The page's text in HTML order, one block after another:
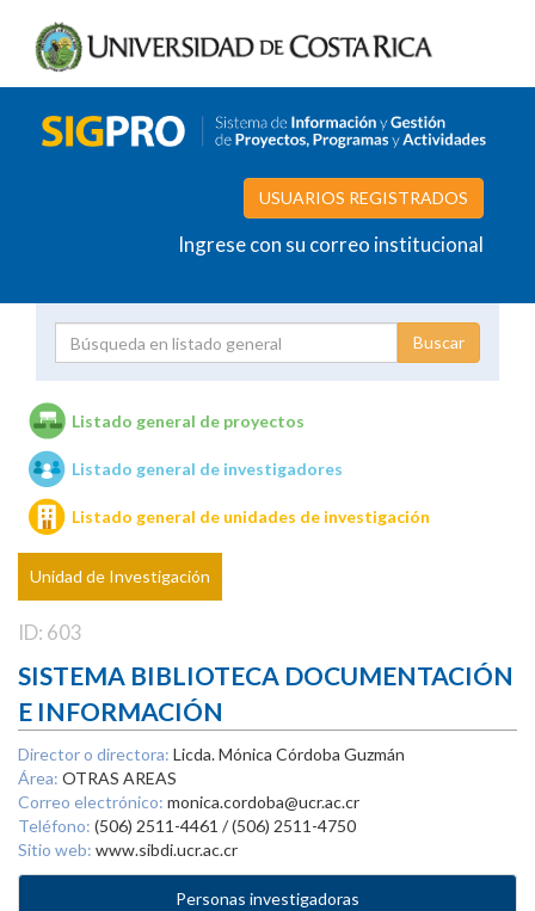
USUARIOS REGISTRADOS
Ingrese con su correo institucional
Unidades de investigación
Listado general de proyectos
Listado general de investigadores
Listado general de unidades de investigación
Unidad de Investigación
ID: 603
SISTEMA BIBLIOTECA DOCUMENTACIÓN
E INFORMACIÓN
Director o directora: Licda. Mónica Córdoba Guzmán
Área: OTRAS AREAS
Correo electrónico: monica.cordoba@ucr.ac.cr
Teléfono: (506) 2511-4461 / (506) 2511-4750
Sitio web: www.sibdi.ucr.ac.cr
Personas investigadoras